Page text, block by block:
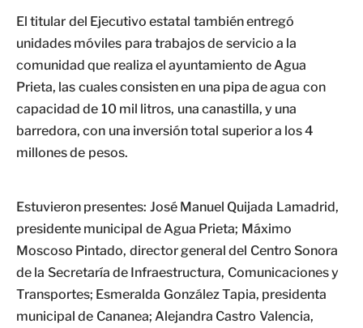
El titular del Ejecutivo estatal también entregó
unidades móviles para trabajos de servicio a la
comunidad que realiza el ayuntamiento de Agua
Prieta, las cuales consisten en una pipa de agua con
capacidad de 10 mil litros, una canastilla, y una
barredora, con una inversión total superior a los 4
millones de pesos.
Estuvieron presentes: José Manuel Quijada Lamadrid,
presidente municipal de Agua Prieta; Máximo
Moscoso Pintado, director general del Centro Sonora
de la Secretaría de Infraestructura, Comunicaciones y
Transportes; Esmeralda González Tapia, presidenta
municipal de Cananea; Alejandra Castro Valencia,